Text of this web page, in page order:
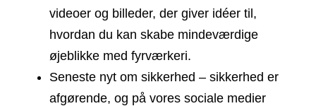
videoer og billeder, der giver idéer til,
hvordan du kan skabe mindeværdige
øjeblikke med fyrværkeri.
Seneste nyt om sikkerhed – sikkerhed er
afgørende, og på vores sociale medier